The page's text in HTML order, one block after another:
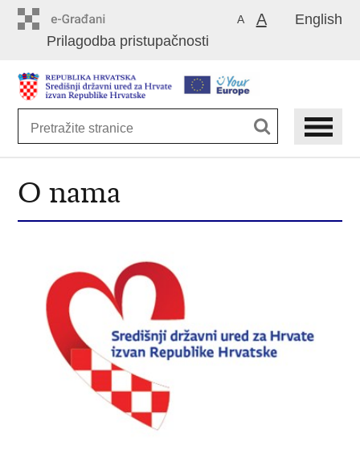
sadržaj
English
A A
Prilagodba pristupačnosti
O nama